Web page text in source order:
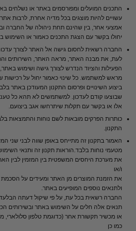
התכנים המועלים ומפורסמים באתר או נשלחים
עשויים להיות מוצגים בכל מדיה אחרת, לרבות אתר
אמצעי אחר, בין שהינם תחת ניהולה של החברה
יחולו בקשר עם הצגת התכנים כאמור או השימוש
החברה רשאית לחסום גישה אל האתר לצורך
לעת, את מבנה האתר, מראה האתר, השירותים
הפעילות והציוד הנדרש לצורך גישה ושימוש
מראש למשתמש. כל שינוי כאמור יחול על
ביצוע השינויים ופרסום התקנון המעודכן באתר
שבוצעו קודם לעדכון. למשתמשים לא תהא כל
אלו או בקשר עם תקלות שיתרחשו אגב ביצועם.
כותרות הפרקים מובאות לשם נוחות והתמצאות
התקנון.
האמור בתקנון זה מתייחס באופן שווה לבני שני
מטעמי נוחות בלבד.הוראות תקנון זה ותנאי
את מערכת היחסים המשפטית בין המזמין לבין
ו/או
את הזמנת המוצרים מן האתר ומעידים על הסכמת
ולתנאים נוספים המופיעים באתר.
החברה רשאית בכל עת, על פי שיקול דעתה
תנאים אלה חלים על השימוש באתר ובשירותים
או מכשיר תקשורת אחר (כדוגמת טלפון סלולארי,
כמו כן